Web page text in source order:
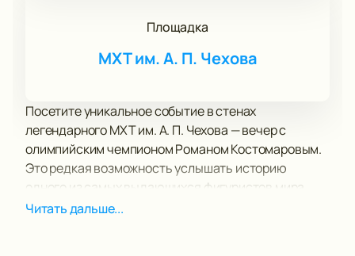
Площадка
МХТ им. А. П. Чехова
Посетите уникальное событие в стенах
легендарного МХТ им. А. П. Чехова — вечер с
олимпийским чемпионом Романом Костомаровым.
Это редкая возможность услышать историю
одного из самых выдающихся фигуристов мира,
который не только завоевал олимпийское золото,
Читать дальше...